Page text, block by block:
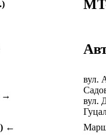
→
вул.
вул.
←